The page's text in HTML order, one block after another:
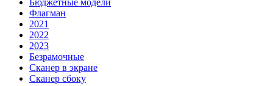
Флагман
2021
2022
2023
Безрамочные
Сканер в экране
Сканер сбоку